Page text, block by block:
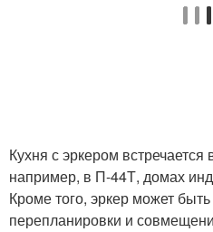
Кухня с эркером
например, в П-44Т, домах
Кроме того, эркер может
перепланировки и